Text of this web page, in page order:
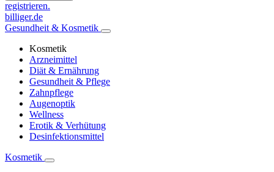
registrieren.
billiger.de
Gesundheit & Kosmetik
Kosmetik
Arzneimittel
Diät & Ernährung
Gesundheit & Pflege
Zahnpflege
Augenoptik
Wellness
Erotik & Verhütung
Desinfektionsmittel
Kosmetik